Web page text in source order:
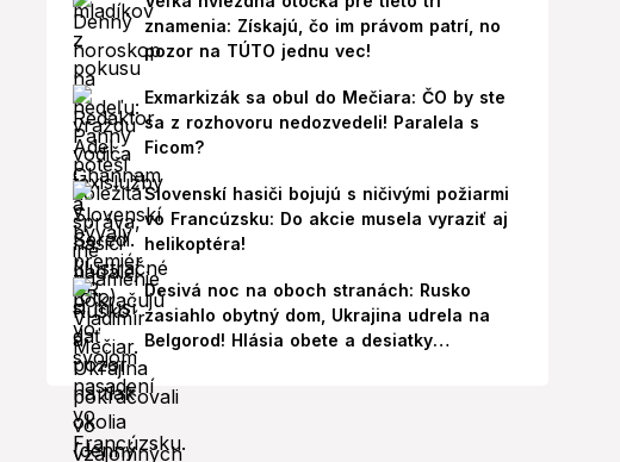
znamenia: Získajú, čo im právom patrí, no
pozor na TÚTO jednu vec!
Exmarkizák sa obul do Mečiara: ČO by ste
sa z rozhovoru nedozvedeli! Paralela s
Ficom?
Slovenskí hasiči bojujú s ničivými požiarmi
vo Francúzsku: Do akcie musela vyraziť aj
helikoptéra!
Desivá noc na oboch stranách: Rusko
zasiahlo obytný dom, Ukrajina udrela na
Belgorod! Hlásia obete a desiatky
zranených